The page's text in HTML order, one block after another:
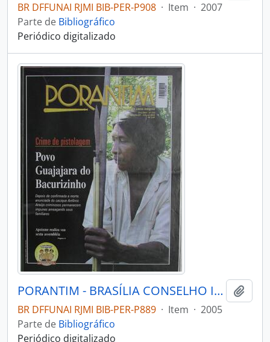
BR DFFUNAI RJMI BIB-PER-P908 · Item · 2007
Parte de Bibliográfico
Periódico digitalizado
PORANTIM - BRASÍLIA CONSELHO INDIGENISTA MISSIONÁRIO - 2005 - Nº276
BR DFFUNAI RJMI BIB-PER-P889 · Item · 2005
Parte de Bibliográfico
Periódico digitalizado